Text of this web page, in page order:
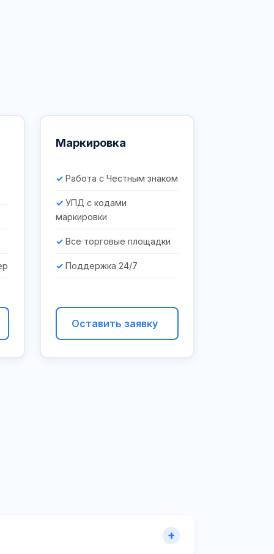
Маркировка
Работа с Честным знаком
УПД с кодами
маркировки
Все торговые площадки
Поддержка 24/7
Оставить заявку